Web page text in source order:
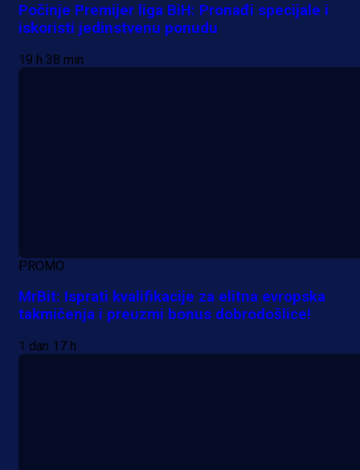
Počinje Premijer liga BiH: Pronađi specijale i
iskoristi jedinstvenu ponudu
19 h 38 min
PROMO
MrBit: Isprati kvalifikacije za elitna evropska
takmičenja i preuzmi bonus dobrodošlice!
1 dan 17 h